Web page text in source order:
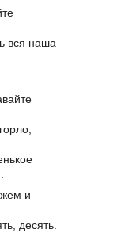
вся наша
и
десять.